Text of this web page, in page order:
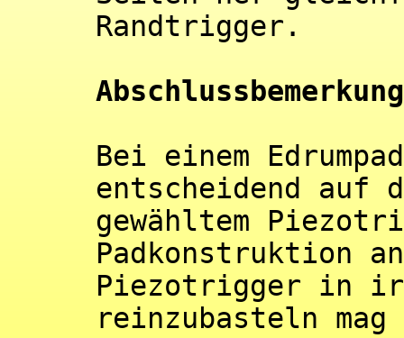
Randtrigger.
Abschlussbemerkung
Bei einem
entscheidend auf
gewähltem
Padkonstruktion
Piezotrigger in
reinzubasteln mag